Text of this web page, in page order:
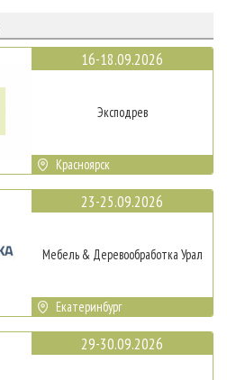
16-18.09.2026
Эксподрев
Красноярск
23-25.09.2026
Мебель & Деревообработка Урал
Екатеринбург
29-30.09.2026